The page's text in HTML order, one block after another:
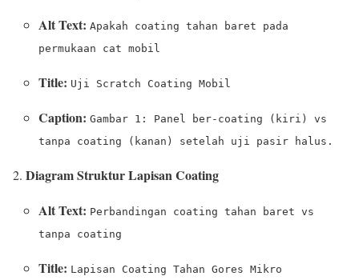
Alt Text: Apakah coating tahan baret pada
permukaan cat mobil
Title: Uji Scratch Coating Mobil
Caption: Gambar 1: Panel ber-coating (kiri) vs
tanpa coating (kanan) setelah uji pasir halus.
Diagram Struktur Lapisan Coating
Alt Text: Perbandingan coating tahan baret vs
tanpa coating
Title: Lapisan Coating Tahan Gores Mikro